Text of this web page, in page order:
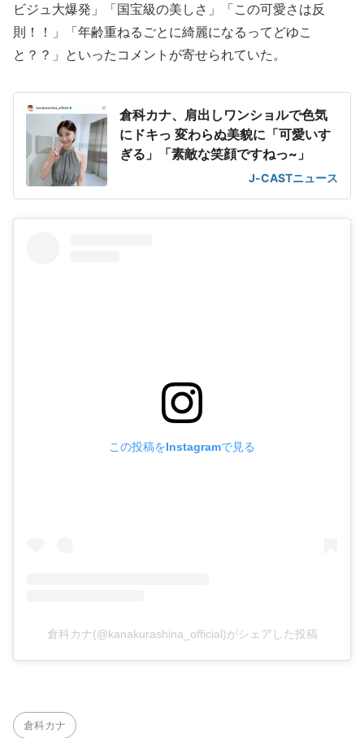
ビジュ大爆発」「国宝級の美しさ」「この可愛さは反
則！！」「年齢重ねるごとに綺麗になるってどゆこ
と？？」といったコメントが寄せられていた。
倉科カナ、肩出しワンショルで色気
にドキっ 変わらぬ美貌に「可愛いす
ぎる」「素敵な笑顔ですねっ~」
J-CASTニュース
この投稿をInstagramで見る
倉科カナ(@kanakurashina_official)がシェアした投稿
倉科カナ